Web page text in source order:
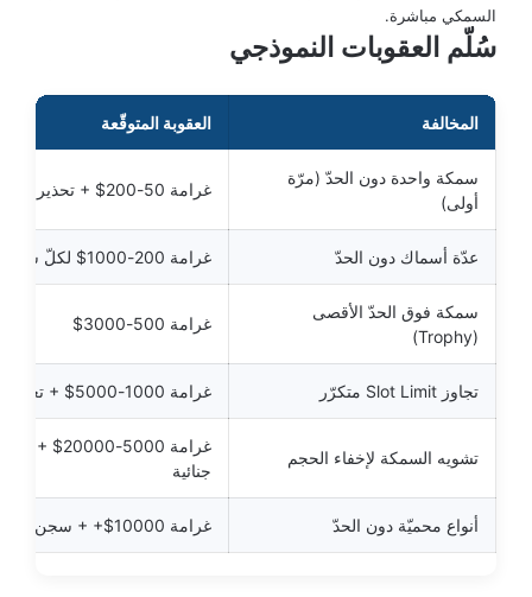
السمكي مباشرة.
سُلّم العقوبات النموذجي
المخالفة العقوبة المتوقّعة
سمكة واحدة دون الحدّ (مرّة
أولى)
غرامة 50-200$ + تحذير
عدّة أسماك دون الحدّ غرامة 200-1000$ لكلّ سمكة
سمكة فوق الحدّ الأقصى
(Trophy)
غرامة 500-3000$
تجاوز Slot Limit متكرّر غرامة 1000-5000$ + تعليق رخصة
تشويه السمكة لإخفاء الحجم
غرامة 5000-20000$ +
جنائية
أنواع محميّة دون الحدّ غرامة 10000$+ + سجن محتمل